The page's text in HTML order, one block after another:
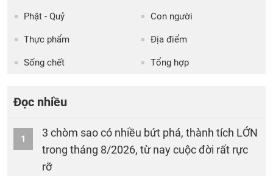
Phật - Quỷ Con người
Thực phẩm Địa điểm
Sống chết Tổng hợp
Đọc nhiều
1
3 chòm sao có nhiều bứt phá, thành tích LỚN
trong tháng 8/2026, từ nay cuộc đời rất rực
rỡ